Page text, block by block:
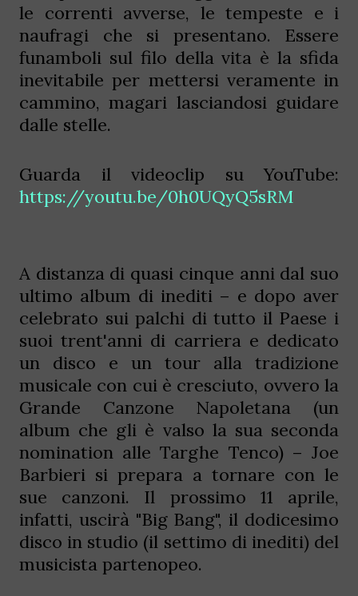
le correnti avverse, le tempeste e i
naufragi che si presentano. Essere
funamboli sul filo della vita è la sfida
inevitabile per mettersi veramente in
cammino, magari lasciandosi guidare
dalle stelle.
Guarda il videoclip su YouTube:
https://youtu.be/0h0UQyQ5sRM
A distanza di quasi cinque anni dal suo
ultimo album di inediti – e dopo aver
celebrato sui palchi di tutto il Paese i
suoi trent'anni di carriera e dedicato
un disco e un tour alla tradizione
musicale con cui è cresciuto, ovvero la
Grande Canzone Napoletana (un
album che gli è valso la sua seconda
nomination alle Targhe Tenco) – Joe
Barbieri si prepara a tornare con le
sue canzoni. Il prossimo 11 aprile,
infatti, uscirà "Big Bang", il dodicesimo
disco in studio (il settimo di inediti) del
musicista partenopeo.